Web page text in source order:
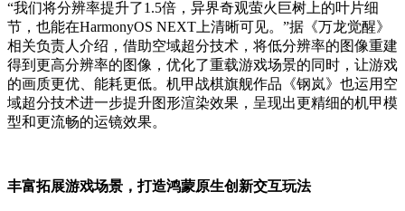
“我们将分辨率提升了1.5倍，异界奇观萤火巨树上的叶片细
节，也能在HarmonyOS NEXT上清晰可见。”据《万龙觉醒》
相关负责人介绍，借助空域超分技术，将低分辨率的图像重建
得到更高分辨率的图像，优化了重载游戏场景的同时，让游戏
的画质更优、能耗更低。机甲战棋旗舰作品《钢岚》也运用空
域超分技术进一步提升图形渲染效果，呈现出更精细的机甲模
型和更流畅的运镜效果。
丰富拓展游戏场景，打造鸿蒙原生创新交互玩法